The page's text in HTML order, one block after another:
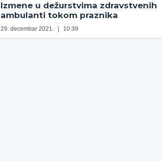
Izmene u dežurstvima zdravstvenih
ambulanti tokom praznika
29. decembar 2021. 10:39